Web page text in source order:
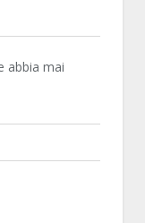
abbia mai